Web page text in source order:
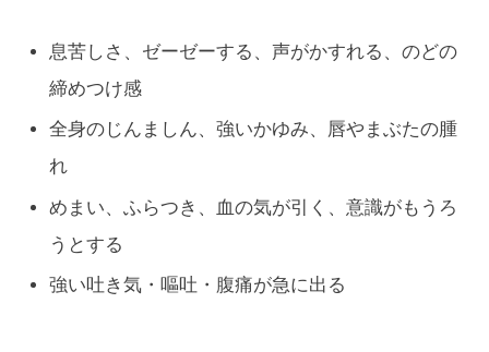
息苦しさ、ゼーゼーする、声がかすれる、のどの
締めつけ感
全身のじんましん、強いかゆみ、唇やまぶたの腫
れ
めまい、ふらつき、血の気が引く、意識がもうろ
うとする
強い吐き気・嘔吐・腹痛が急に出る